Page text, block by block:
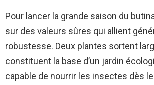
Pour lancer la grande saison du
sur des valeurs sûres qui allient
robustesse. Deux plantes sortent
constituent la base d’un jardin
capable de nourrir les insectes dès